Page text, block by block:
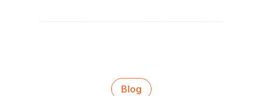
Blog